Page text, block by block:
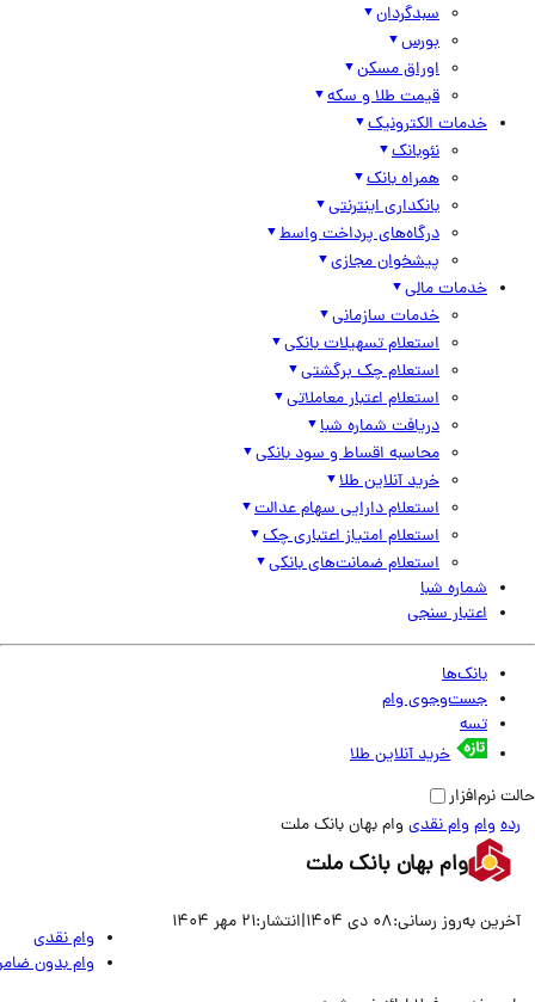
سبدگردان
بورس
اوراق مسکن
قیمت طلا و سکه
خدمات الکترونیک
نئوبانک
همراه بانک
بانکداری اینترنتی
درگاه‌های پرداخت واسط
پیشخوان مجازی
خدمات مالی
خدمات سازمانی
استعلام تسهیلات بانکی
استعلام چک برگشتی
استعلام اعتبار معاملاتی
دریافت شماره شبا
محاسبه اقساط و سود بانکی
خرید آنلاین طلا
استعلام دارایی سهام عدالت
استعلام امتیاز اعتباری چک
استعلام ضمانت‌های بانکی
شماره شبا
اعتبار سنجی
بانک‌ها
جست‌وجوی وام
تسه
خرید آنلاین طلا
وام وام نقدیوام بهان بانک ملت
وام بهان بانک ملت
به‌روز رسانی:08 دی 1404 |انتشار:21 مهر 1404
وام نقدی
وام بدون ضامن